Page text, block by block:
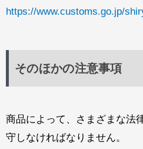
https://www.customs.go.jp/
そのほかの注意事項
商品によって、さまざまな法
守しなければなりません。